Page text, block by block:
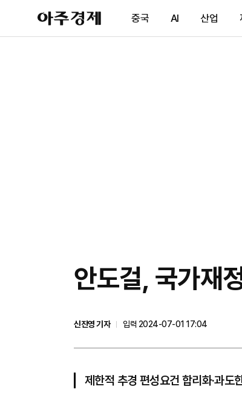
아
주
제
중국 AI 산업
안도걸, 국가재
신진영 기자
입력 2024-07-01 17:04
제한적 추경 편성요건 합리화·과도